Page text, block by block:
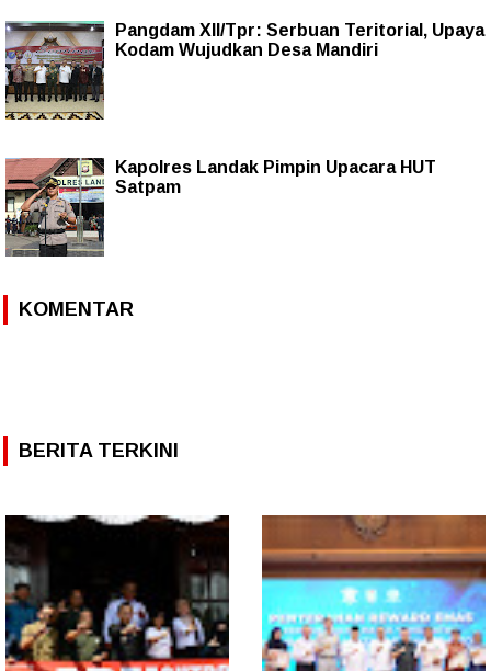
Pangdam XII/Tpr: Serbuan Teritorial, Upaya
Kodam Wujudkan Desa Mandiri
Kapolres Landak Pimpin Upacara HUT
Satpam
KOMENTAR
BERITA TERKINI